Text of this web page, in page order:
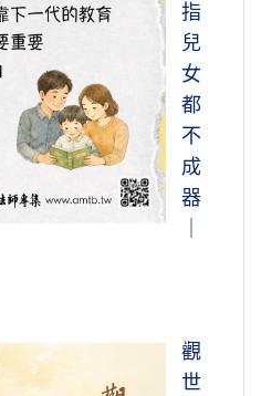
指
兒
女
都
不
成
器
觀
世